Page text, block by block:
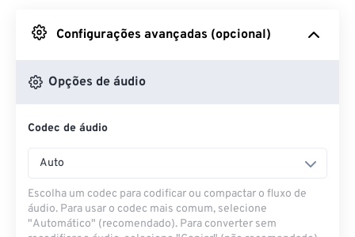
Do Google Drive
Do OneDrive
Configurações avançadas (opcional)
Opções de áudio
Codec de áudio
Auto
Escolha um codec para codificar ou compactar o fluxo de
áudio. Para usar o codec mais comum, selecione
"Automático" (recomendado). Para converter sem